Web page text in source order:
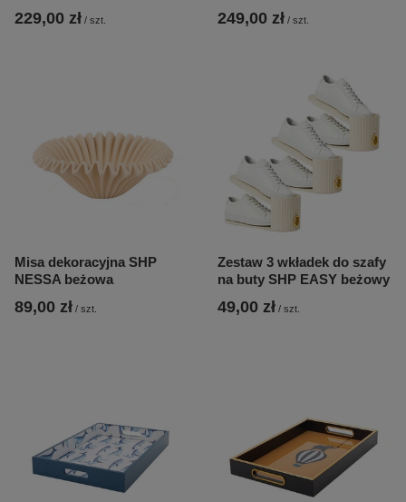
229,00 zł / szt. 249,00 zł / szt.
Misa dekoracyjna SHP
NESSA beżowa
89,00 zł / szt.
Zestaw 3 wkładek do szafy
na buty SHP EASY beżowy
49,00 zł / szt.